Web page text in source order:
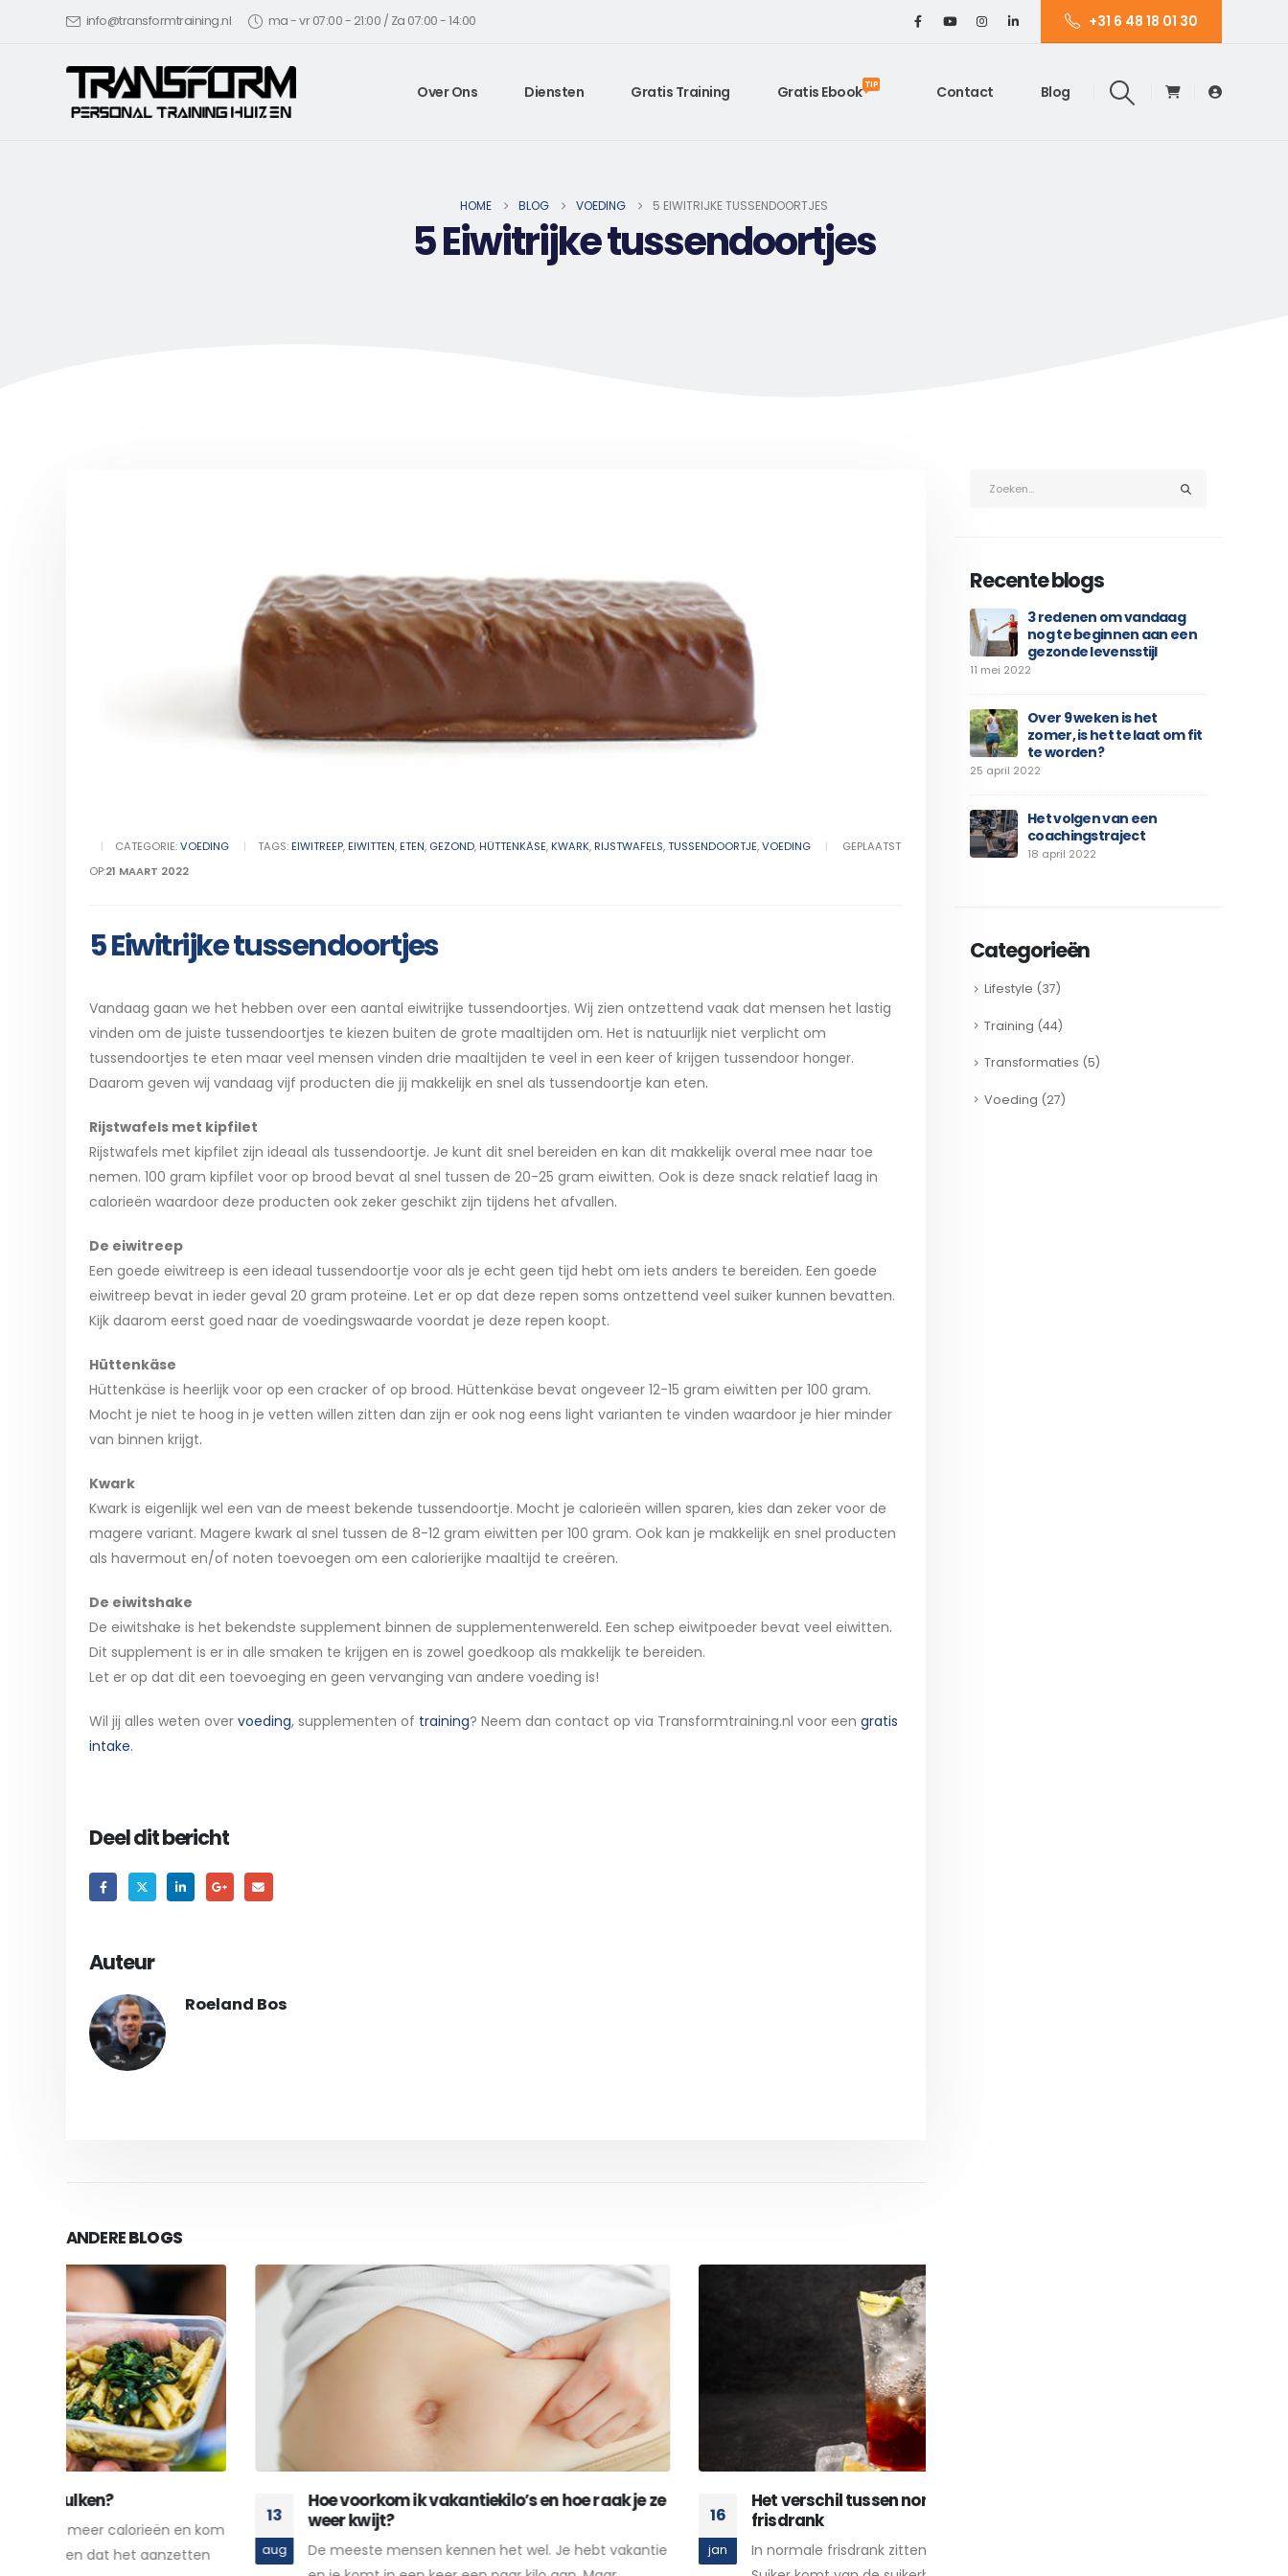
info@transformtraining.nl ma - vr 07:00 - 21:00 / Za 07:00 - 14:00 +31 6 48 18 01 30
Over Ons Diensten Gratis Training Gratis Ebook TIP Contact Blog
HOME BLOG VOEDING 5 EIWITRIJKE TUSSENDOORTJES
5 Eiwitrijke tussendoortjes
CATEGORIE:VOEDING TAGS:EIWITREEP,EIWITTEN,ETEN, GEZOND,HÜTTENKÄSE,KWARK,RIJSTWAFELS,TUSSENDOORTJE,VOEDING
GEPLAATST
OP:21 MAART 2022
5 Eiwitrijke tussendoortjes
Vandaag gaan we het hebben over een aantal eiwitrijke tussendoortjes. Wij zien ontzettend vaak dat mensen het lastig
vinden om de juiste tussendoortjes te kiezen buiten de grote maaltijden om. Het is natuurlijk niet verplicht om
tussendoortjes te eten maar veel mensen vinden drie maaltijden te veel in een keer of krijgen tussendoor honger.
Daarom geven wij vandaag vijf producten die jij makkelijk en snel als tussendoortje kan eten.
Rijstwafels met kipfilet
Rijstwafels met kipfilet zijn ideaal als tussendoortje. Je kunt dit snel bereiden en kan dit makkelijk overal mee naar toe
nemen. 100 gram kipfilet voor op brood bevat al snel tussen de 20-25 gram eiwitten. Ook is deze snack relatief laag in
calorieën waardoor deze producten ook zeker geschikt zijn tijdens het afvallen.
De eiwitreep
Een goede eiwitreep is een ideaal tussendoortje voor als je echt geen tijd hebt om iets anders te bereiden. Een goede
eiwitreep bevat in ieder geval 20 gram proteïne. Let er op dat deze repen soms ontzettend veel suiker kunnen bevatten.
Kijk daarom eerst goed naar de voedingswaarde voordat je deze repen koopt.
Hüttenkäse
Hüttenkäse is heerlijk voor op een cracker of op brood. Hüttenkäse bevat ongeveer 12-15 gram eiwitten per 100 gram.
Mocht je niet te hoog in je vetten willen zitten dan zijn er ook nog eens light varianten te vinden waardoor je hier minder
van binnen krijgt.
Kwark
Kwark is eigenlijk wel een van de meest bekende tussendoortje. Mocht je calorieën willen sparen, kies dan zeker voor de
magere variant. Magere kwark al snel tussen de 8-12 gram eiwitten per 100 gram. Ook kan je makkelijk en snel producten
als havermout en/of noten toevoegen om een calorierijke maaltijd te creëren.
De eiwitshake
De eiwitshake is het bekendste supplement binnen de supplementenwereld. Een schep eiwitpoeder bevat veel eiwitten.
Dit supplement is er in alle smaken te krijgen en is zowel goedkoop als makkelijk te bereiden.
Let er op dat dit een toevoeging en geen vervanging van andere voeding is!
Wil jij alles weten over voeding, supplementen of training? Neem dan contact op via Transformtraining.nl voor een gratis
intake.
Deel dit bericht
Auteur
Roeland Bos
ANDEREBLOGS
aug
Hoe voorkom ik vakantiekilo’s en hoe raak je ze
weer kwijt?
De meeste mensen kennen het wel. Je hebt vakantie
jan
Het verschil tussen normale frisdrank en light
In normale frisdrank zitten veel geraffineerde suikers.
Recente blogs
3 redenen om vandaag
nog te beginnen aan een
gezonde levensstijl
11 mei 2022
Over 9 weken is het
zomer, is het te laat om fit
te worden?
25 april 2022
Het volgen van een
coachingstraject
18 april 2022
Categorieën
Lifestyle (37)
Training (44)
Transformaties (5)
Voeding (27)